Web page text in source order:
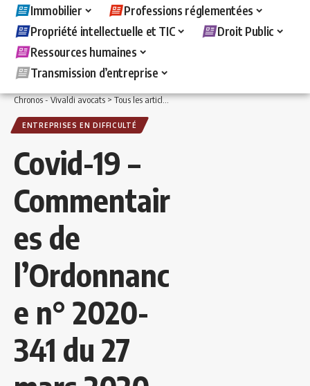
Immobilier
Professions réglementées
Propriété intellectuelle et TIC
Droit Public
Ressources humaines
Transmission d’entreprise
Chronos - Vivaldi avocats>Tous les articles >Affaires / Finances>Entreprises en
ENTREPRISES EN DIFFICULTÉ
Covid-19 –
Commentair
es de
l’Ordonnanc
e n° 2020-
341 du 27